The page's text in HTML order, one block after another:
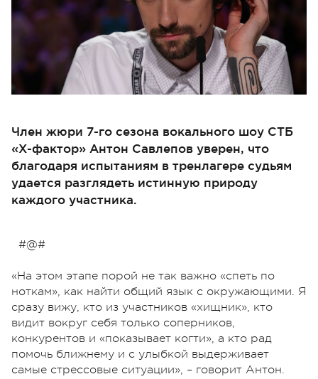
Член жюри 7-го сезона вокального шоу СТБ
«Х-фактор» Антон Савлепов уверен, что
благодаря испытаниям в тренлагере судьям
удается разглядеть истинную природу
каждого участника.
#@#
«На этом этапе порой не так важно «спеть по
ноткам», как найти общий язык с окружающими. Я
сразу вижу, кто из участников «хищник», кто
видит вокруг себя только соперников,
конкурентов и «показывает когти», а кто рад
помочь ближнему и с улыбкой выдерживает
самые стрессовые ситуации», – говорит Антон.